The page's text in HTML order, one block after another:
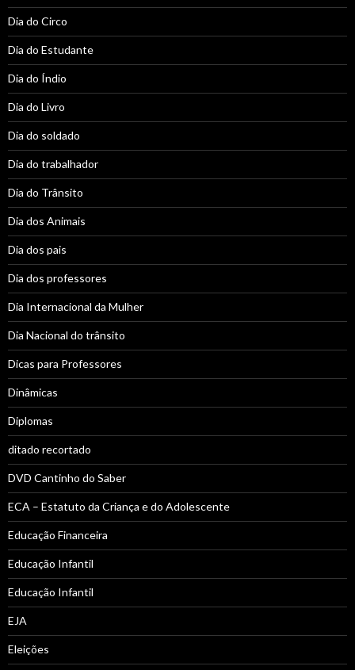
Dia do Circo
Dia do Estudante
Dia do Índio
Dia do Livro
Dia do soldado
Dia do trabalhador
Dia do Trânsito
Dia dos Animais
Dia dos pais
Dia dos professores
Dia Internacional da Mulher
Dia Nacional do trânsito
Dicas para Professores
Dinâmicas
Diplomas
ditado recortado
DVD Cantinho do Saber
ECA – Estatuto da Criança e do Adolescente
Educação Financeira
Educação Infantil
Educação Infantil
EJA
Eleições